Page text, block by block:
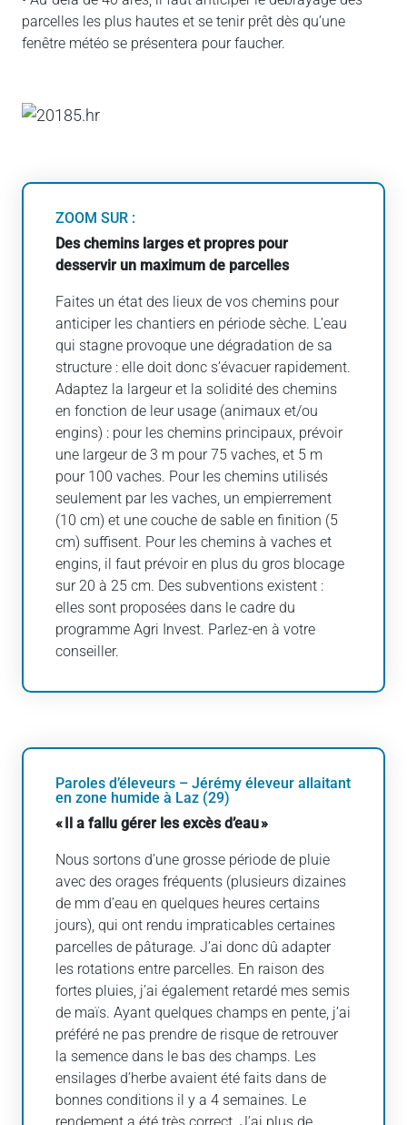
parcelles les plus hautes et se tenir prêt dès qu’une
fenêtre météo se présentera pour faucher.
ZOOM SUR :
Des chemins larges et propres pour
desservir un maximum de parcelles
Faites un état des lieux de vos chemins pour
anticiper les chantiers en période sèche. L’eau
qui stagne provoque une dégradation de sa
structure : elle doit donc s’évacuer rapidement.
Adaptez la largeur et la solidité des chemins
en fonction de leur usage (animaux et/ou
engins) : pour les chemins principaux, prévoir
une largeur de 3 m pour 75 vaches, et 5 m
pour 100 vaches. Pour les chemins utilisés
seulement par les vaches, un empierrement
(10 cm) et une couche de sable en finition (5
cm) suffisent. Pour les chemins à vaches et
engins, il faut prévoir en plus du gros blocage
sur 20 à 25 cm. Des subventions existent :
elles sont proposées dans le cadre du
programme Agri Invest. Parlez-en à votre
conseiller.
Paroles d’éleveurs – Jérémy éleveur allaitant
en zone humide à Laz (29)
« Il a fallu gérer les excès d’eau »
Nous sortons d’une grosse période de pluie
avec des orages fréquents (plusieurs dizaines
de mm d’eau en quelques heures certains
jours), qui ont rendu impraticables certaines
parcelles de pâturage. J’ai donc dû adapter
les rotations entre parcelles. En raison des
fortes pluies, j’ai également retardé mes semis
de maïs. Ayant quelques champs en pente, j’ai
préféré ne pas prendre de risque de retrouver
la semence dans le bas des champs. Les
ensilages d’herbe avaient été faits dans de
bonnes conditions il y a 4 semaines. Le